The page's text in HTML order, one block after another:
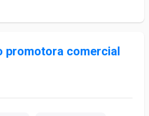
promotora comercial